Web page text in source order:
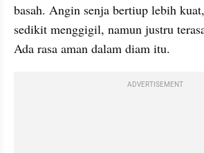
basah. Angin senja bertiup lebih
sedikit menggigil, namun justru
Ada rasa aman dalam diam itu.
ADVERTISEMENT